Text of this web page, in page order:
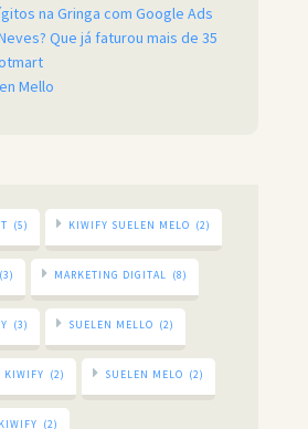
na Gringa com Google Ads
Que já faturou mais de 35
Mello
(5) KIWIFY SUELEN MELO (2)
(3) MARKETING DIGITAL (8)
(3) SUELEN MELLO (2)
KIWIFY (2) SUELEN MELO (2)
(2)